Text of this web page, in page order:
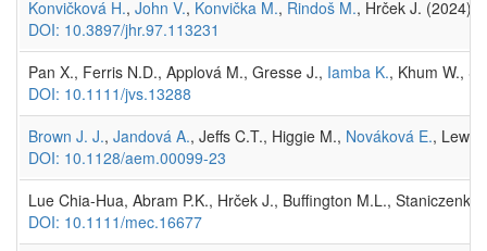
Konvičková H., John V., Konvička M., Rindoš M., Hrček J. (2024)
DOI: 10.3897/jhr.97.113231
Pan X., Ferris N.D., Applová M., Gresse J., Iamba K., Khum W.,
DOI: 10.1111/jvs.13288
Brown J. J., Jandová A., Jeffs C.T., Higgie M., Nováková E., Lewis
DOI: 10.1128/aem.00099-23
Lue Chia-Hua, Abram P.K., Hrček J., Buffington M.L., Staniczenko
DOI: 10.1111/mec.16677